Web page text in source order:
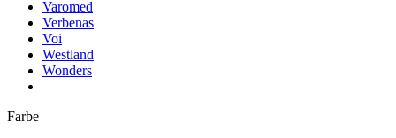
Varomed
Verbenas
Voi
Westland
Wonders
Farbe